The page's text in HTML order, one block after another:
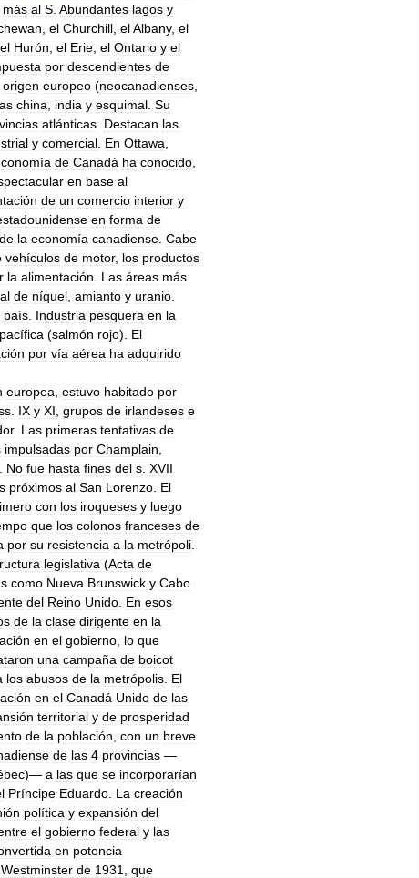
más al S Abundantes lagos y
el Churchill elAlbany, el
el Hurón el Erie el Ontario y el
por descendientes de
origen europeo (neocanadienses
china india y esquimal Su
atlánticas Destacan las
y comercial En Ottawa
de Canadá ha conocido
en base al
de un comercio interior y
en forma de
de la economía canadiense Cabe
vehículos de motor, los productos
la alimentación Las áreas más
de níquel amianto y uranio
país Industria pesquera en la
pacífica (salmón rojo). El
por vía aérea ha adquirido
europea estuvo habitado por
IX y XI grupos de irlandeses e
. Las primeras tentativas de
impulsadas por Champlain
No fue hasta fines del s XVII
próximos al San Lorenzo El
con los iroqueses y luego
que los colonos franceses de
por su resistencia a la metrópoli
legislativa (Acta de
como Nueva Brunswick y Cabo
del Reino Unido En esos
de la clase dirigente en la
en el gobierno lo que
una campaña de boicot
los abusos de la metrópolis El
en el Canadá Unido de las
territorial y de prosperidad
de la población con un breve
de las 4 provincias —
)— a las que se incorporarían
Príncipe Eduardo La creación
política y expansión del
el gobierno federal y las
en potencia
Westminster de 1931
que